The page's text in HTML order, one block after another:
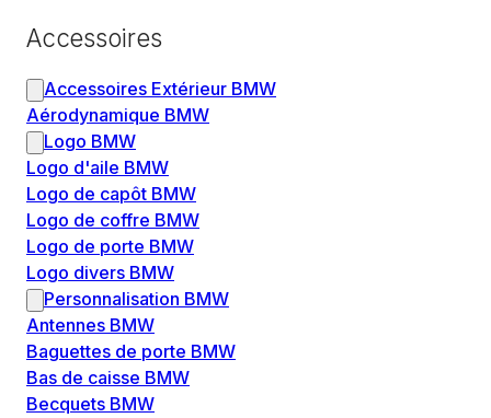
Accessoires
Accessoires Extérieur BMW
Aérodynamique BMW
Logo BMW
Logo d'aile BMW
Logo de capôt BMW
Logo de coffre BMW
Logo de porte BMW
Logo divers BMW
Personnalisation BMW
Antennes BMW
Baguettes de porte BMW
Bas de caisse BMW
Becquets BMW